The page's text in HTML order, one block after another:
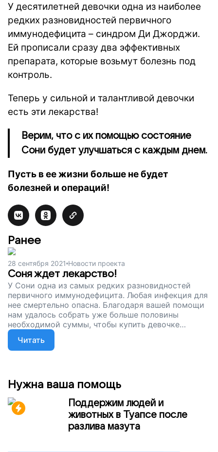
У десятилетней девочки одна из наиболее
редких разновидностей первичного
иммунодефицита – синдром Ди Джорджи.
Ей прописали сразу два эффективных
препарата, которые возьмут болезнь под
контроль.
Теперь у сильной и талантливой девочки
есть эти лекарства!
Верим, что с их помощью состояние
Сони будет улучшаться с каждым днем.
Пусть в ее жизни больше не будет
болезней и операций!
Ранее
28 сентября 2021 Новости проекта
Соня ждет лекарство!
У Сони одна из самых редких разновидностей
первичного иммунодефицита. Любая инфекция для
нее смертельно опасна. Благодаря вашей помощи
нам удалось собрать уже больше половины
необходимой суммы, чтобы купить девочке
жизненно важное лекарство. Осталось совсем
немного. Давайте подарим Соне жизнь без оглядки
на болезнь!
Читать
Нужна ваша помощь
Поддержим людей и
животных в Туапсе после
разлива мазута